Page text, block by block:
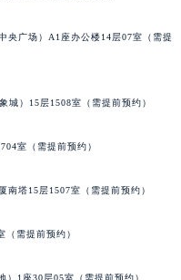
央广场）A1座办公楼14层07室（需提
城）15层1508室（需提前预约）
室（需提前预约）
南塔15层1507室（需提前预约）
需提前预约）